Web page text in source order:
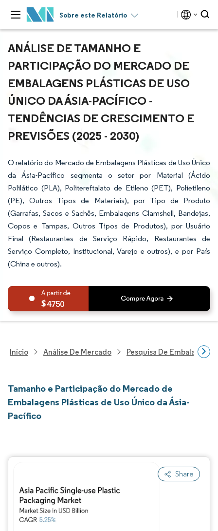
Sobre este Relatório
ANÁLISE DE TAMANHO E
PARTICIPAÇÃO DO MERCADO DE
EMBALAGENS PLÁSTICAS DE USO
ÚNICO DA ÁSIA-PACÍFICO -
TENDÊNCIAS DE CRESCIMENTO E
PREVISÕES (2025 - 2030)
O relatório do Mercado de Embalagens Plásticas de Uso Único
da Ásia-Pacífico segmenta o setor por Material (Ácido
Polilático (PLA), Politereftalato de Etileno (PET), Polietileno
(PE), Outros Tipos de Materiais), por Tipo de Produto
(Garrafas, Sacos e Sachês, Embalagens Clamshell, Bandejas,
Copos e Tampas, Outros Tipos de Produtos), por Usuário
Final (Restaurantes de Serviço Rápido, Restaurantes de
Serviço Completo, Institucional, Varejo e outros), e por País
(China e outros).
4750
Início Análise De Mercado Pesquisa De Embalagens
Tamanho e Participação do Mercado de
Embalagens Plásticas de Uso Único da Ásia-
Pacífico
Share